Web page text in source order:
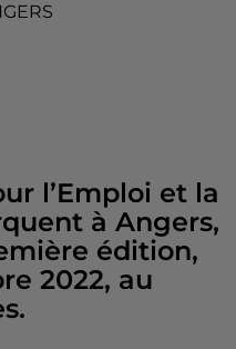
l’Emploi et la
à Angers,
édition,
2022, au